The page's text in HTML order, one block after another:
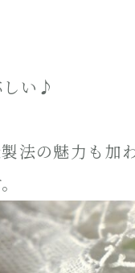
しい♪
法の魅力も加